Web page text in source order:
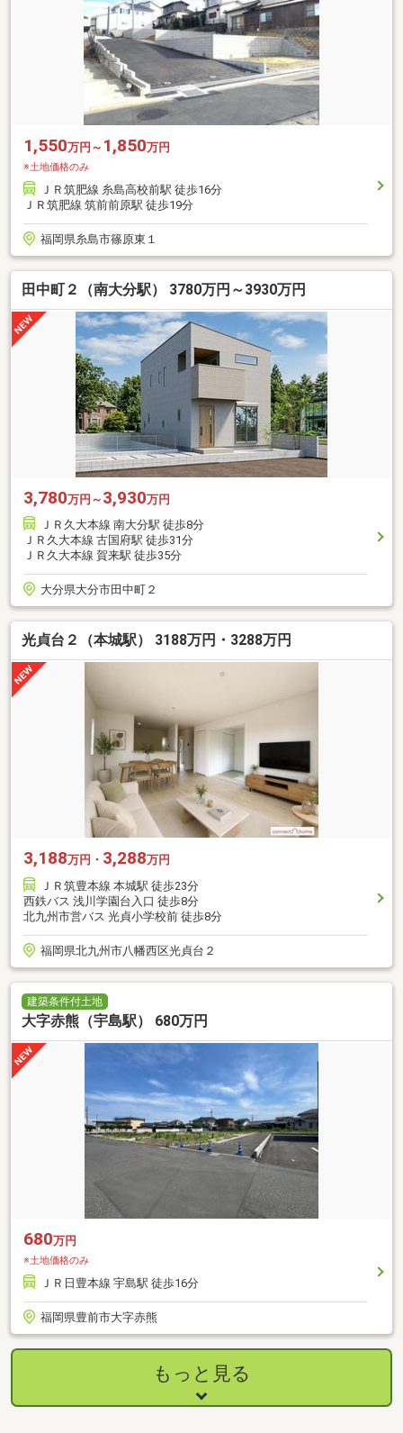
1,550万円～ 1,850万円
※土地価格のみ
ＪＲ筑肥線 糸島高校前駅 徒歩16分
ＪＲ筑肥線 筑前前原駅 徒歩19分
福岡県糸島市篠原東１
田中町２（南大分駅） 3780万円～3930万円
3,780万円～ 3,930万円
ＪＲ久大本線 南大分駅 徒歩8分
ＪＲ久大本線 古国府駅 徒歩31分
ＪＲ久大本線 賀来駅 徒歩35分
大分県大分市田中町２
光貞台２（本城駅） 3188万円・3288万円
3,188万円・ 3,288万円
ＪＲ筑豊本線 本城駅 徒歩23分
西鉄バス 浅川学園台入口 徒歩8分
北九州市営バス 光貞小学校前 徒歩8分
福岡県北九州市八幡西区光貞台２
建築条件付土地
大字赤熊（宇島駅） 680万円
680万円
※土地価格のみ
ＪＲ日豊本線 宇島駅 徒歩16分
福岡県豊前市大字赤熊
もっと見る